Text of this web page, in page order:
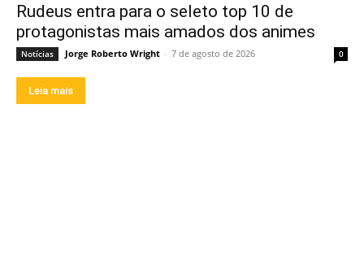
Rudeus entra para o seleto top 10 de
protagonistas mais amados dos animes
Notícias Jorge Roberto Wright - 7 de agosto de 2026 0
Leia mais